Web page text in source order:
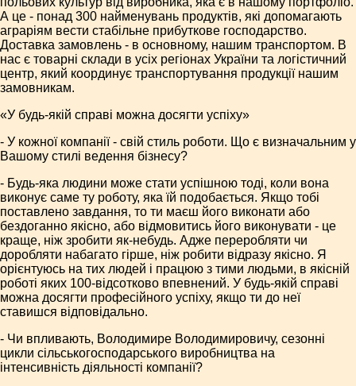
А це - понад 300 найменувань продуктів, які допомагають
аграріям вести стабільне прибуткове господарство.
Доставка замовлень - в основному, нашим транспортом. В
нас є товарні склади в усіх регіонах України та логістичний
центр, який координує транспортування продукції нашим
замовникам.
«У будь-якій справі можна досягти успіху»
- У кожної компанії - свій стиль роботи. Що є визначальним у
Вашому стилі ведення бізнесу?
- Будь-яка людини може стати успішною тоді, коли вона
виконує саме ту роботу, яка їй подобається. Якщо тобі
поставлено завдання, то ти маєш його виконати або
бездоганно якісно, або відмовитись його виконувати - це
краще, ніж зробити як-небудь. Адже переробляти чи
доробляти набагато гірше, ніж робити відразу якісно. Я
орієнтуюсь на тих людей і працюю з тими людьми, в якісній
роботі яких 100-відсотково впевнений. У будь-якій справі
можна досягти професійного успіху, якщо ти до неї
ставишся відповідально.
- Чи впливають, Володимире Володимировичу, сезонні
цикли сільськогосподарського виробництва на
інтенсивність діяльності компанії?